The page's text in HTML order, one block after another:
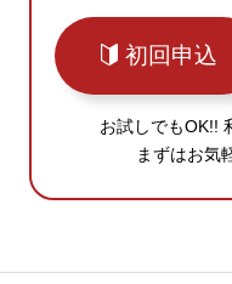
初回申込
お試しでもOK!!
まずはお気